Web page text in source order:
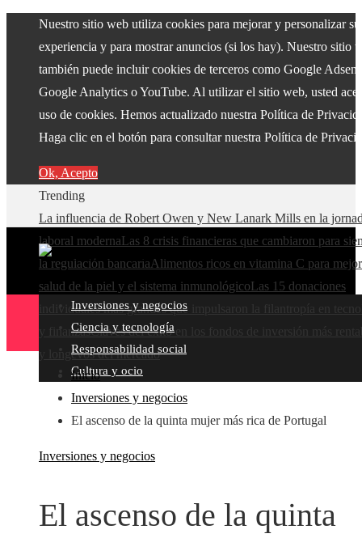
Nuestro sitio web utiliza cookies para mejorar y personalizar su
experiencia y para mostrar anuncios (si los hay). Nuestro sitio
también puede incluir cookies de terceros como Google
Google Analytics o YouTube. Al utilizar el sitio web, usted
uso de cookies. Hemos actualizado nuestra Política de
Haga clic en el botón para consultar nuestra Política de
Ok, Acepto
Trending
La influencia de Robert Owen y New Lanark Mills en la
laboral modernaLas 8 crisis financieras que cambiaron para
la regulación bancariaAlimentos ricos en vitamina C para
salud de la piel y el sistema inmunológicoLas 15 donaciones
individuales más grandes que impulsaron la filantropía en
y finanzasClaves del éxito en los fondos de inversión más
y longevos del mercado
Inversiones y negocios
Ciencia y tecnología
Responsabilidad social
Cultura y ocio
Inicio
Inversiones y negocios
El ascenso de la quinta mujer más rica de Portugal
Inversiones y negocios
El ascenso de la quinta